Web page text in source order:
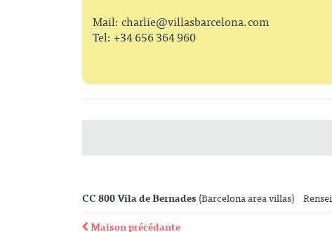
Mail: charlie@villasbarcelona.com
Tel: +34 656 364 960
CC 800 Vila de Bernades (Barcelona area villas)
Maison précédante